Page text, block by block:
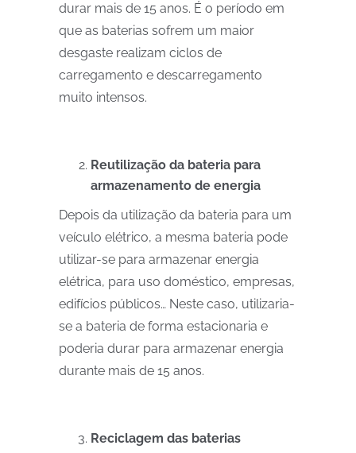
durar mais de 15 anos. É o período em
que as baterias sofrem um maior
desgaste realizam ciclos de
carregamento e descarregamento
muito intensos.
Reutilização da bateria para
armazenamento de energia
Depois da utilização da bateria para um
veículo elétrico, a mesma bateria pode
utilizar-se para armazenar energia
elétrica, para uso doméstico, empresas,
edifícios públicos… Neste caso, utilizaria-
se a bateria de forma estacionaria e
poderia durar para armazenar energia
durante mais de 15 anos.
Reciclagem das baterias